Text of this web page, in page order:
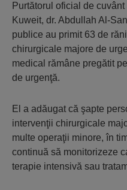
Purtătorul oficial de
Kuweit, dr. Abdullah Al-
publice au primit 63 de
chirurgicale majore de
medical rămâne pregătit
de urgenţă.
El a adăugat că şapte
intervenţii chirurgicale
multe operaţii minore, în
continuă să monitorizeze
terapie intensivă sau